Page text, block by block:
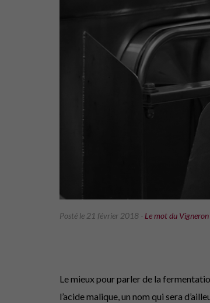
Posté le 21 février 2018 - Le mot du Vigneron
Le mieux pour parler de la
l’acide malique, un nom qui sera